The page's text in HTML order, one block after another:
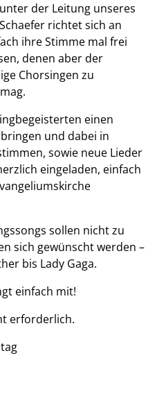
der Leitung unseres
richtet sich an
ihre Stimme mal frei
denen aber der
Chorsingen zu
einen
und dabei in
sowie neue Lieder
eingeladen, einfach
sollen nicht zu
sich gewünscht werden –
bis Lady Gaga.
einfach mit!
erforderlich.